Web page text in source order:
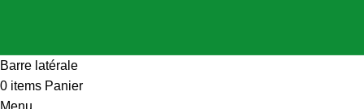
Barre latérale
0 items Panier